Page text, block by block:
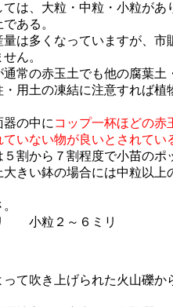
は、大粒・中粒・小粒があ
ある。
は多くなっていますが、市
ん。
常の赤玉土でも他の腐葉土
用土の凍結に注意すれば植
の中に コップ一杯ほどの赤
いない物が良いとされてい
割から７割程度で小苗のポ
きい鉢の場合には中粒以上
小粒２～６ミリ
て吹き上げられた火山礫か